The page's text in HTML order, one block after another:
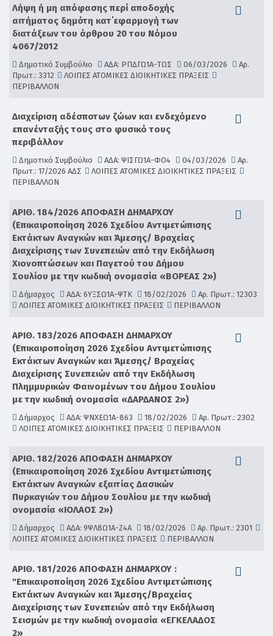
Λήψη ή μη απόφασης περί αποδοχής
αιτήματος δημότη κατ΄εφαρμογή των
διατάξεων του άρθρου 20 του Νόμου
4067/2012
Δημοτικό Συμβούλιο ΑΔΑ: ΡΠΔΓΩ1Α-ΤΩΣ 06/03/2026
Αρ.
Πρωτ.: 3312
ΛΟΙΠΕΣ ΑΤΟΜΙΚΕΣ ΔΙΟΙΚΗΤΙΚΕΣ ΠΡΑΞΕΙΣ
ΠΕΡΙΒΑΛΛΟΝ
Διαχείριση αδέσποτων ζώων και ενδεχόμενο
επανένταξής τους στο φυσικό τους
περιβάλλον
Δημοτικό Συμβούλιο ΑΔΑ: ΨΙΣΓΩ1Α-ΦΟ4 04/03/2026
Αρ.
Πρωτ.: 17/2026 ΑΔΣ
ΛΟΙΠΕΣ ΑΤΟΜΙΚΕΣ ΔΙΟΙΚΗΤΙΚΕΣ ΠΡΑΞΕΙΣ
ΠΕΡΙΒΑΛΛΟΝ
ΑΡΙΘ. 184/2026 ΑΠΟΦΑΣΗ ΔΗΜΑΡΧΟΥ
(Επικαιροποίηση 2026 Σχεδίου Αντιμετώπισης
Εκτάκτων Αναγκών και Άμεσης/ Βραχείας
Διαχείρισης των Συνεπειών από την Εκδήλωση
Χιονοπτώσεων και Παγετού του Δήμου
Σουλίου με την κωδική ονομασία «ΒΟΡΕΑΣ 2»)
Δήμαρχος ΑΔΑ: 6ΥΞΣΩ1Α-ΨΤΚ 18/02/2026
Αρ. Πρωτ.: 12303
ΛΟΙΠΕΣ ΑΤΟΜΙΚΕΣ ΔΙΟΙΚΗΤΙΚΕΣ ΠΡΑΞΕΙΣ
ΠΕΡΙΒΑΛΛΟΝ
ΑΡΙΘ. 183/2026 ΑΠΟΦΑΣΗ ΔΗΜΑΡΧΟΥ
(Επικαιροποίηση 2026 Σχεδίου Αντιμετώπισης
Εκτάκτων Αναγκών και Άμεσης/ Βραχείας
Διαχείρισης Συνεπειών από την Εκδήλωση
Πλημμυρικών Φαινομένων του Δήμου Σουλίου
με την κωδική ονομασία «ΔΑΡΔΑΝΟΣ 2»)
Δήμαρχος ΑΔΑ: ΨΝΧΕΩ1Α-863 18/02/2026
Αρ. Πρωτ.: 2302
ΛΟΙΠΕΣ ΑΤΟΜΙΚΕΣ ΔΙΟΙΚΗΤΙΚΕΣ ΠΡΑΞΕΙΣ
ΠΕΡΙΒΑΛΛΟΝ
ΑΡΙΘ. 182/2026 ΑΠΟΦΑΣΗ ΔΗΜΑΡΧΟΥ
(Επικαιροποίηση 2026 Σχεδίου Αντιμετώπισης
Εκτάκτων Αναγκών εξαιτίας Δασικών
Πυρκαγιών του Δήμου Σουλίου με την κωδική
ονομασία «ΙΟΛΑΟΣ 2»)
Δήμαρχος ΑΔΑ: 9ΨΛ8Ω1Α-Ζ4Α 18/02/2026
Αρ. Πρωτ.: 2301
ΛΟΙΠΕΣ ΑΤΟΜΙΚΕΣ ΔΙΟΙΚΗΤΙΚΕΣ ΠΡΑΞΕΙΣ
ΠΕΡΙΒΑΛΛΟΝ
ΑΡΙΘ. 181/2026 ΑΠΟΦΑΣΗ ΔΗΜΑΡΧΟΥ :
"Επικαιροποίηση 2026 Σχεδίου Αντιμετώπισης
Εκτάκτων Αναγκών και Άμεσης/Βραχείας
Διαχείρισης των Συνεπειών από την Εκδήλωση
Σεισμών με την κωδική ονομασία «ΕΓΚΕΛΑΔΟΣ
2»